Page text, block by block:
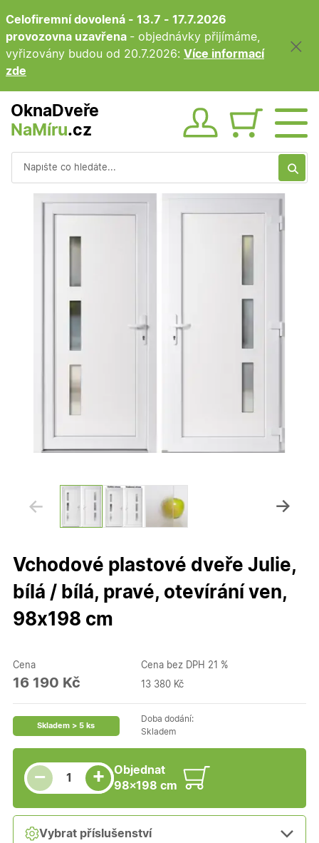
Celofiremní dovolená - 13.7 - 17.7.2026
provozovna uzavřena - objednávky přijímáme,
vyřizovány budou od 20.7.2026: Více informací
zde
OknaDveře
NaMíru.cz Obsah
Vyhledávání
Vchodové plastové dveře Julie,
bílá / bílá, pravé, otevírání ven,
98x198 cm
Cena
16 190 Kč
Cena bez DPH 21 %
13 380 Kč
Skladem > 5 ks
Doba dodání:
Skladem
−
Snížit množství
Počet kusů +
Zvýšit množství
Objednat
98×198 cm
Vybrat příslušenství